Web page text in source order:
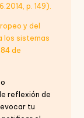
p. 149).
y del
los sistemas
de
reflexión de
tu